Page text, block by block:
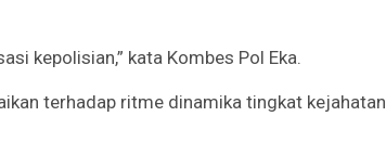
kepolisian,” kata Kombes Pol Eka.
terhadap ritme dinamika tingkat kejahatan